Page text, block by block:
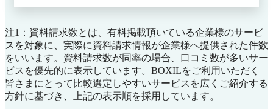
場で変更・即反映できます。不在や折り返し希望
の相手への再架電も自動で管理されるため、対応
漏れを防ぎながら架電を続けられます。 担当者
はマニュアルを覚える必要がなく、専用のAIアシ
スタントが初期設定からレポートの読み解きまで
サポートするため、専門知識がなくても運用を始
められます。人手では対応しきれない量の架電を
注1：資料請求数とは、有料掲載頂いている企業様のサービ
スを対象に、実際に資料請求情報が企業様へ提供された件数
をいいます。資料請求数が同率の場合、口コミ数が多いサー
ビスを優先的に表示しています。BOXILをご利用いただく
皆さまにとって比較選定しやすいサービスを広くご紹介する
方針に基づき、上記の表示順を採用しています。